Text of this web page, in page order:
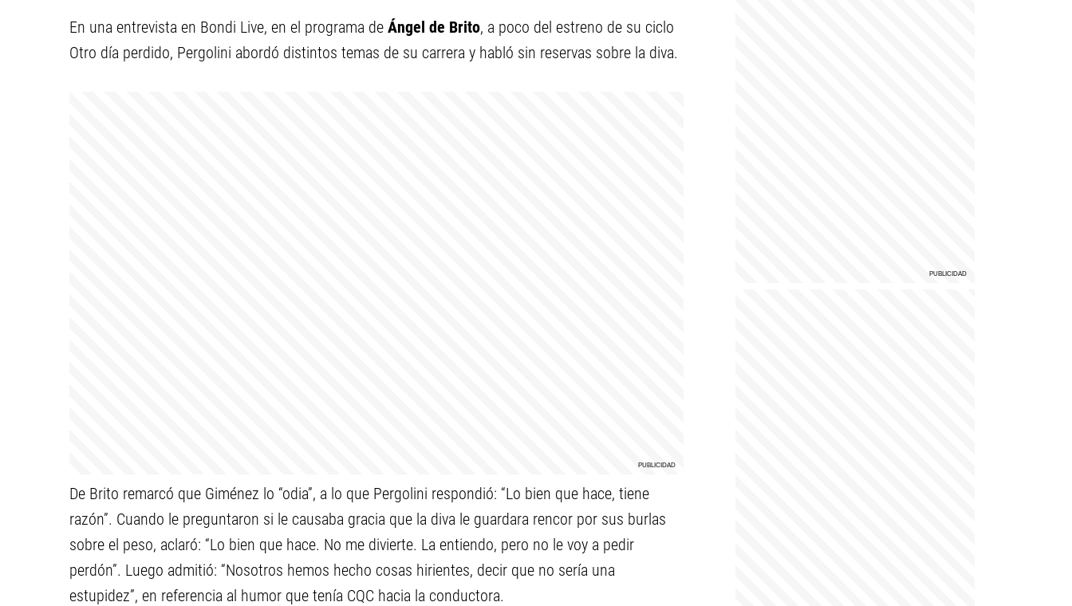
En una entrevista en Bondi Live, en el programa de Ángel de Brito, a poco del estreno de su ciclo
Otro día perdido, Pergolini abordó distintos temas de su carrera y habló sin reservas sobre la diva.
De Brito remarcó que Giménez lo “odia”, a lo que Pergolini respondió: “Lo bien que hace, tiene
razón”. Cuando le preguntaron si le causaba gracia que la diva le guardara rencor por sus burlas
sobre el peso, aclaró: “Lo bien que hace. No me divierte. La entiendo, pero no le voy a pedir
perdón”. Luego admitió: “Nosotros hemos hecho cosas hirientes, decir que no sería una
estupidez”, en referencia al humor que tenía CQC hacia la conductora.